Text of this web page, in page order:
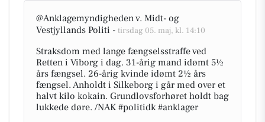
@Anklagemyndigheden v. Midt- og
Vestjyllands Politi - tirsdag 05. maj, kl. 14:10
Straksdom med lange fængselsstraffe ved
Retten i Viborg i dag. 31-årig mand idømt 5½
års fængsel. 26-årig kvinde idømt 2½ års
fængsel. Anholdt i Silkeborg i går med over et
halvt kilo kokain. Grundlovsforhøret holdt bag
lukkede døre. /NAK #politidk #anklager